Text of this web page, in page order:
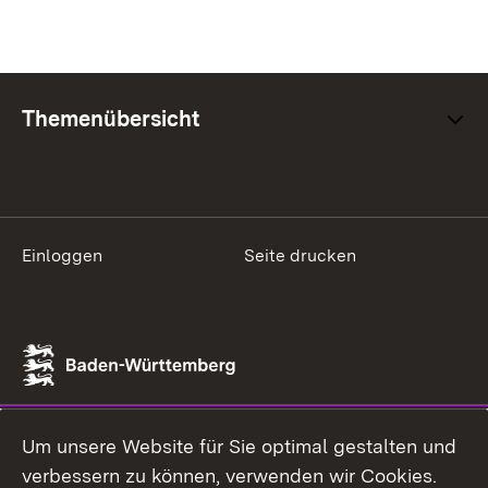
Themenübersicht
Einloggen Seite drucken
Um unsere Website für Sie optimal gestalten und
verbessern zu können, verwenden wir Cookies.